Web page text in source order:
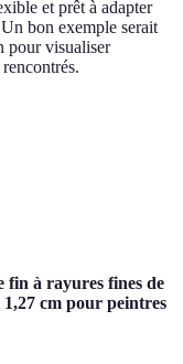
et prêt à adapter
bon exemple serait
pour visualiser
fin à rayures fines de
1,27 cm pour peintres